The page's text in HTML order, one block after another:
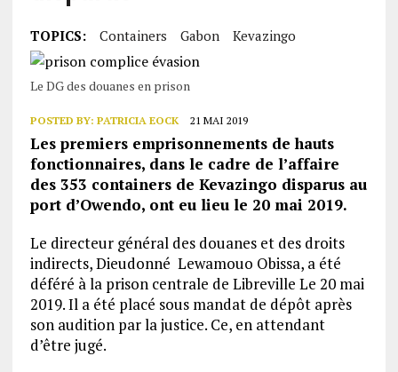
TOPICS: Containers Gabon Kevazingo
Le DG des douanes en prison
POSTED BY: PATRICIA EOCK 21 MAI 2019
Les premiers emprisonnements de hauts
fonctionnaires, dans le cadre de l’affaire
des 353 containers de Kevazingo disparus au
port d’Owendo, ont eu lieu le 20 mai 2019.
Le directeur général des douanes et des droits
indirects, Dieudonné Lewamouo Obissa, a été
déféré à la prison centrale de Libreville Le 20 mai
2019. Il a été placé sous mandat de dépôt après
son audition par la justice. Ce, en attendant
d’être jugé.